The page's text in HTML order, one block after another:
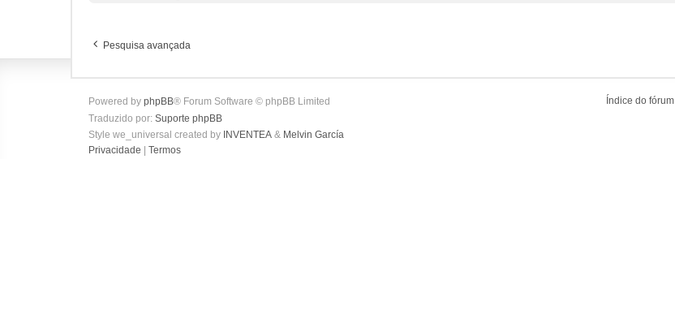
Pesquisa avançada
Índice do fórum
Powered by phpBB® Forum Software © phpBB Limited
Traduzido por: Suporte phpBB
Style we_universal created by INVENTEA & Melvin García
Privacidade
Termos